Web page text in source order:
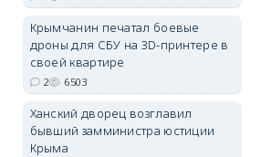
Крымчанин печатал боевые
дроны для СБУ на 3D-принтере в
своей квартире
2 6503
Ханский дворец возглавил
бывший замминистра юстиции
Крыма